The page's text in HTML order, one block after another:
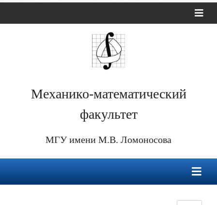
Механико-математический
факультет
МГУ имени М.В. Ломоносова